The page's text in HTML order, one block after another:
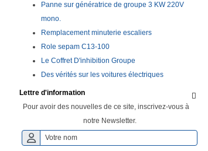
Panne sur génératrice de groupe 3 KW 220V
mono.
Remplacement minuterie escaliers
Role sepam C13-100
Le Coffret D'inhibition Groupe
Des vérités sur les voitures électriques

Lettre d'information
Pour avoir des nouvelles de ce site, inscrivez-vous à
notre Newsletter.